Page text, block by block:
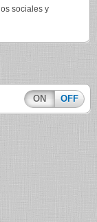
sociales y
ON OFF